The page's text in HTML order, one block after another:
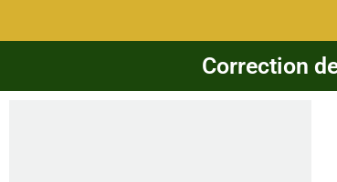
Correction